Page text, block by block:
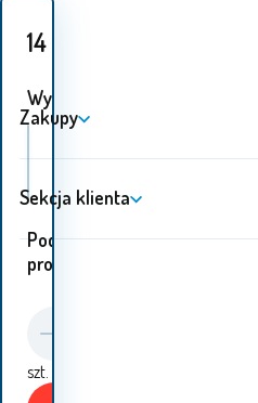
14
Wybór 1 Opcja:
CALVIN KLEIN T-shirt
Podobne
produkty:
szt.
Zakupy
Sekcja klienta